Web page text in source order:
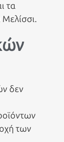
τα
Μελίσσι.
δεν
των